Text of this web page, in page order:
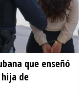
que enseñó
de